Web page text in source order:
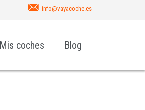
info@vayacoche.es
Mis coches Blog